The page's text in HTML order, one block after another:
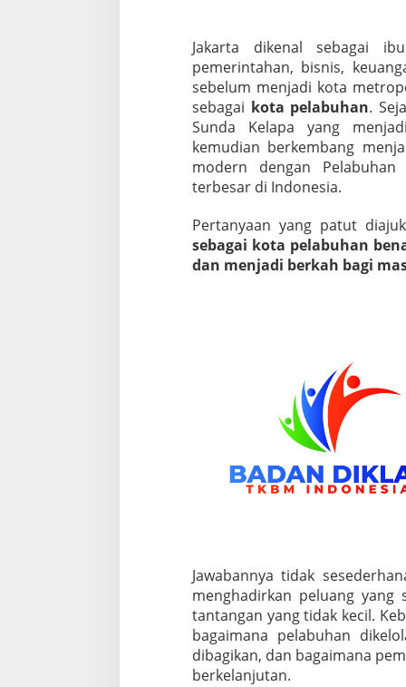
Jakarta dikenal sebagai
pemerintahan, bisnis,
sebelum menjadi kota
sebagai kota pelabuhan.
Sunda Kelapa yang
kemudian berkembang
modern dengan
terbesar di Indonesia.
Pertanyaan yang patut
sebagai kota pelabuhan
dan menjadi berkah bagi
Jawabannya tidak
menghadirkan peluang
tantangan yang tidak kecil.
bagaimana pelabuhan
dibagikan, dan bagaimana
berkelanjutan.